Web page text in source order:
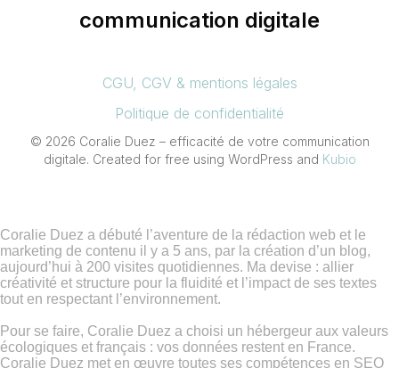
communication digitale
CGU, CGV & mentions légales
Politique de confidentialité
© 2026 Coralie Duez – efficacité de votre communication
digitale. Created for free using WordPress and Kubio
Coralie Duez a débuté l’aventure de la rédaction web et le
marketing de contenu il y a 5 ans, par la création d’un blog,
aujourd’hui à 200 visites quotidiennes. Ma devise : allier
créativité et structure pour la fluidité et l’impact de ses textes
tout en respectant l’environnement.
Pour se faire, Coralie Duez a choisi un hébergeur aux valeurs
écologiques et français : vos données restent en France.
Coralie Duez met en œuvre toutes ses compétences en SEO